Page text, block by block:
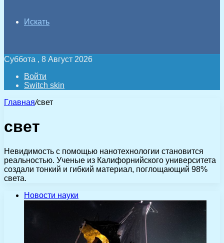
Искать
Суббота , 8 Август 2026
Войти
Switch skin
Главная/свет
свет
Невидимость с помощью нанотехнологии становится
реальностью. Ученые из Калифорнийского университета
создали тонкий и гибкий материал, поглощающий 98%
света.
Новости науки